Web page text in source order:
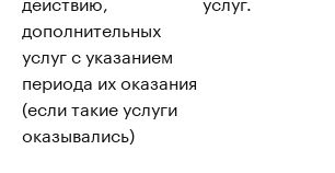
дополнительных
услуг с указанием
периода их оказания
(если такие услуги
оказывались)